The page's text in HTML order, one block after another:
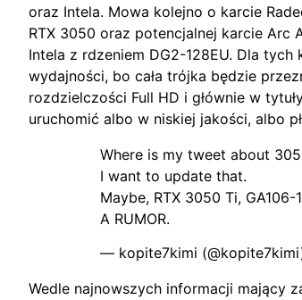
oraz Intela. Mowa kolejno o karcie
RTX 3050 oraz potencjalnej karcie Arc
Intela z rdzeniem DG2-128EU. Dla
wydajności, bo cała trójka będzie
rozdzielczości Full HD i głównie w
uruchomić albo w niskiej jakości, albo
Where is my tweet about
I want to update that.
Maybe, RTX 3050 Ti, GA106-
A RUMOR.
— kopite7kimi
Wedle najnowszych informacji mający